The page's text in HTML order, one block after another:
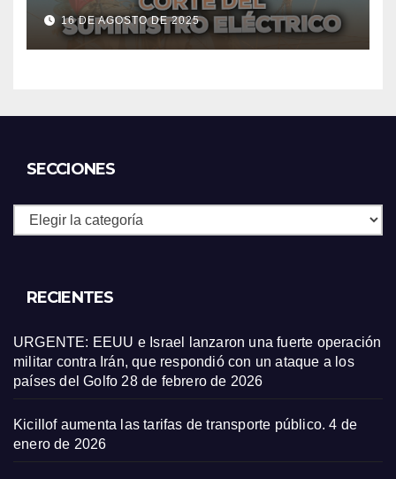
de agosto
16 DE AGOSTO DE 2025
SECCIONES
Secciones
RECIENTES
URGENTE: EEUU e Israel lanzaron una fuerte operación
militar contra Irán, que respondió con un ataque a los
países del Golfo 28 de febrero de 2026
Kicillof aumenta las tarifas de transporte público. 4 de
enero de 2026